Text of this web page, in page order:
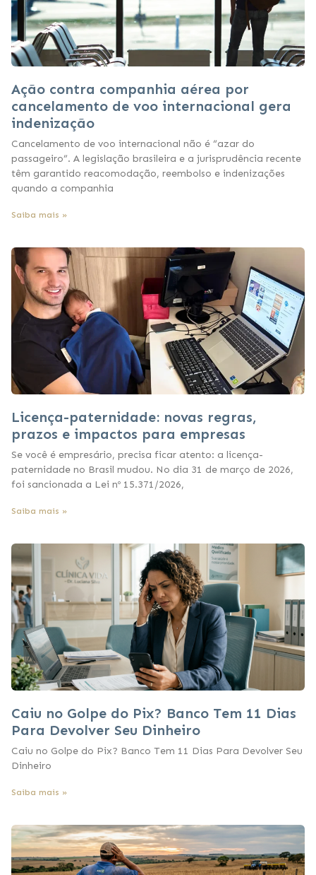
Ação contra companhia aérea por
cancelamento de voo internacional gera
indenização
Cancelamento de voo internacional não é “azar do
passageiro”. A legislação brasileira e a jurisprudência recente
têm garantido reacomodação, reembolso e indenizações
quando a companhia
Saiba mais »
Licença-paternidade: novas regras,
prazos e impactos para empresas
Se você é empresário, precisa ficar atento: a licença-
paternidade no Brasil mudou. No dia 31 de março de 2026,
foi sancionada a Lei nº 15.371/2026,
Saiba mais »
Caiu no Golpe do Pix? Banco Tem 11 Dias
Para Devolver Seu Dinheiro
Caiu no Golpe do Pix? Banco Tem 11 Dias Para Devolver Seu
Dinheiro
Saiba mais »